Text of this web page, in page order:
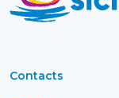
Contacts